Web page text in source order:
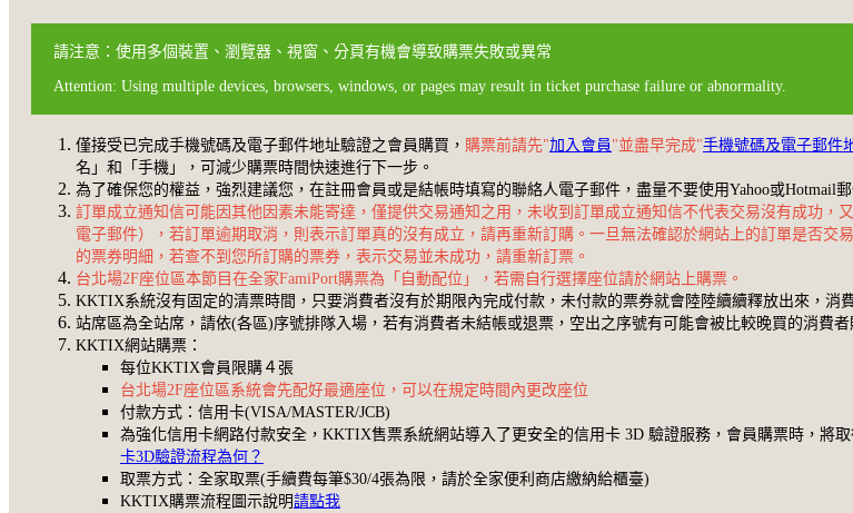
請注意：使用多個裝置、瀏覽器、視窗、分頁有機會導致購票失敗或異常
Attention: Using multiple devices, browsers, windows, or pages may result in ticket purchase failure or abnormality.
僅接受已完成手機號碼及電子郵件地址驗證之會員購買， 購票前請先"加入會員 "並盡早完成"手機號碼及電子郵件
名」和「手機」，可減少購票時間快速進行下一步。
為了確保您的權益，強烈建議您，在註冊會員或是結帳時填寫的聯絡人電子郵件，盡量不要使用Yahoo或
訂單成立通知信可能因其他因素未能寄達，僅提供交易通知之用，未收到訂單成立通知信不代表交易沒有成功
電子郵件），若訂單逾期取消，則表示訂單真的沒有成立，請再重新訂購。一旦無法確認於網站上的訂單是否交
的票券明細，若查不到您所訂購的票券，表示交易並未成功，請重新訂票。
台北場2F座位區本節目在全家FamiPort購票為「自動配位」，若需自行選擇座位請於網站上購票。
KKTIX系統沒有固定的清票時間，只要消費者沒有於期限內完成付款，未付款的票券就會陸陸續續釋放出來，消
站席區為全站席，請依(各區)序號排隊入場，若有消費者未結帳或退票，空出之序號有可能會被比較晚買的消費
KKTIX網站購票：
每位KKTIX會員限購４張
台北場2F座位區系統會先配好最適座位，可以在規定時間內更改座位
付款方式：信用卡(VISA/MASTER/JCB)
為強化信用卡網路付款安全，KKTIX售票系統網站導入了更安全的信用卡 3D 驗證服務，會員購票時，將
卡3D驗證流程為何？
取票方式：全家取票(手續費每筆$30/4張為限，請於全家便利商店繳納給櫃臺)
KKTIX購票流程圖示說明請點我